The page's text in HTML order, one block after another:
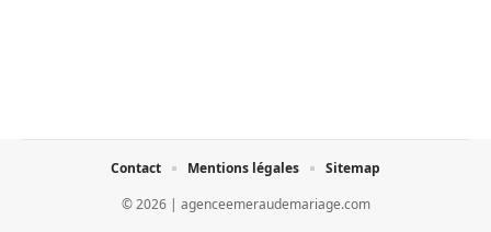
© 2026 | agenceemeraudemariage.com
Contact Mentions légales Sitemap